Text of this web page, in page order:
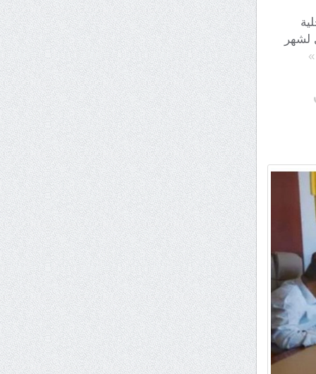
لشهر
»